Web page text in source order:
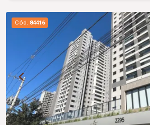
Cód. 84416